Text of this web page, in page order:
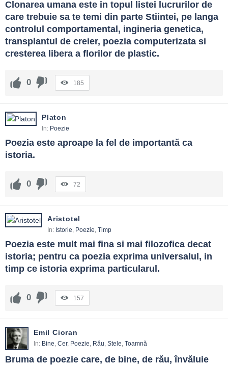
Clonarea umana este in topul listei lucrurilor de
care trebuie sa te temi din parte Stiintei, pe langa
controlul comportamental, ingineria genetica,
transplantul de creier, poezia computerizata si
cresterea libera a florilor de plastic.
0 185
Platon
In: Poezie
Poezia este aproape la fel de importantă ca
istoria.
0 72
Aristotel
In: Istorie, Poezie, Timp
Poezia este mult mai fina si mai filozofica decat
istoria; pentru ca poezia exprima universalul, in
timp ce istoria exprima particularul.
0 157
Emil Cioran
In: Bine, Cer, Poezie, Rău, Stele, Toamnă
Bruma de poezie care, de bine, de rău, învăluie